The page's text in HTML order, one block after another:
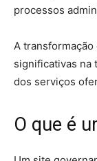
processos
A
significativas na
dos serviços
O que é